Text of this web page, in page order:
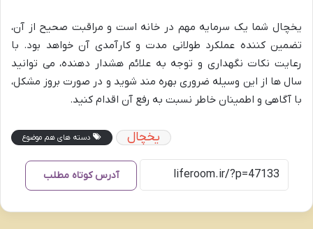
یخچال شما یک سرمایه مهم در خانه است و مراقبت صحیح از آن،
تضمین کننده عملکرد طولانی مدت و کارآمدی آن خواهد بود. با
رعایت نکات نگهداری و توجه به علائم هشدار دهنده، می توانید
سال ها از این وسیله ضروری بهره مند شوید و در صورت بروز مشکل،
با آگاهی و اطمینان خاطر نسبت به رفع آن اقدام کنید.
دسته های هم موضوع یخچال
آدرس کوتاه مطلب